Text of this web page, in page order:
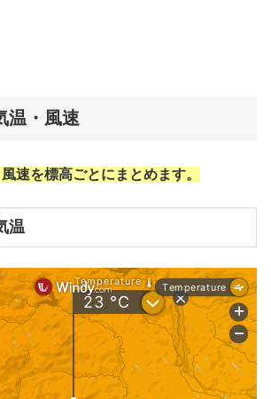
温・風速
速を標高ごとにまとめます。
温